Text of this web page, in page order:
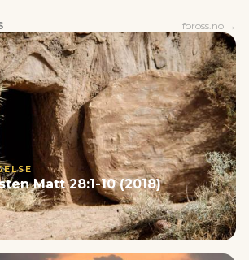
foross.no →
Matt 28:1-10 (2018)